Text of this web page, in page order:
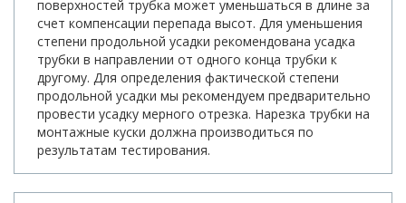
поверхностей трубка может уменьшаться в длине за
счет компенсации перепада высот. Для уменьшения
степени продольной усадки рекомендована усадка
трубки в направлении от одного конца трубки к
другому. Для определения фактической степени
продольной усадки мы рекомендуем предварительно
провести усадку мерного отрезка. Нарезка трубки на
монтажные куски должна производиться по
результатам тестирования.